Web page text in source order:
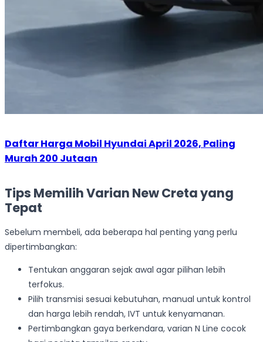
Daftar Harga Mobil Hyundai April 2026, Paling
Murah 200 Jutaan
Tips Memilih Varian New Creta yang
Tepat
Sebelum membeli, ada beberapa hal penting yang perlu
dipertimbangkan:
Tentukan anggaran sejak awal agar pilihan lebih
terfokus.
Pilih transmisi sesuai kebutuhan, manual untuk kontrol
dan harga lebih rendah, IVT untuk kenyamanan.
Pertimbangkan gaya berkendara, varian N Line cocok